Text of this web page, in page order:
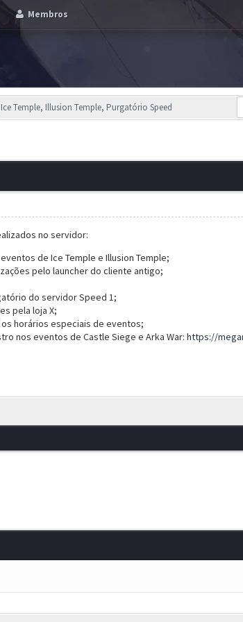
Membros
Temple, Illusion Temple, Purgatório Speed
no servidor:
de Ice Temple e Illusion Temple;
pelo launcher do cliente antigo;
do servidor Speed 1;
pela loja X;
horários especiais de eventos;
nos eventos de Castle Siege e Arka War: https://